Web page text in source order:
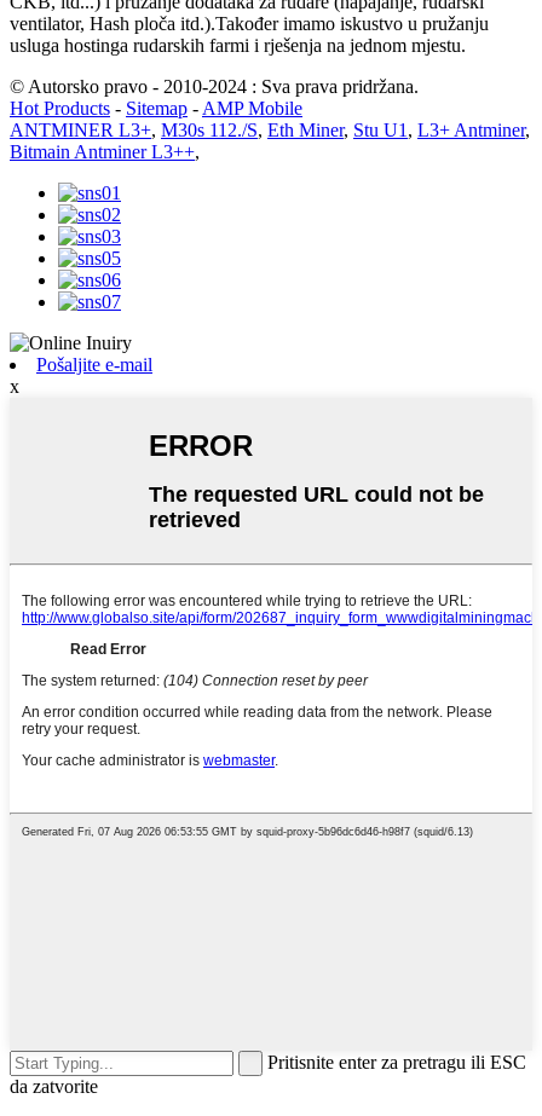
ventilator, Hash ploča itd.).Također imamo iskustvo u pružanju
usluga hostinga rudarskih farmi i rješenja na jednom mjestu.
© Autorsko pravo - 2010-2024 : Sva prava pridržana.
Hot Products - Sitemap - AMP Mobile
ANTMINER L3+, M30s 112./S, Eth Miner, Stu U1 , L3+ Antminer,
Bitmain Antminer L3++,
Pošaljite e-mail
x
Pritisnite enter za pretragu ili ESC
da zatvorite